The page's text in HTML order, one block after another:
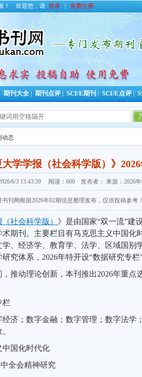
！ 欢迎您，请 登录 免费注册
期刊大全 期刊点评 SCI/E期刊 SCI/E点评
动态
大学学报（社会科学版）》
6/3 13:43:59 阅读：600 发布者： 来源：2026年
书刊网根据2026年02期信息整理发布，仅供投稿参考
社会科学版） 》是由国家“双一流”建
术期刊。主要栏目有马克思主义中国化
、经济学、教育学、法学、区域国别
究体系， 2026年特开设“数据研究专栏
推动理论创新，本刊推出2026年重点
栏
济；数字金融；数字管理；数字法学
中国化时代化
全会精神研究